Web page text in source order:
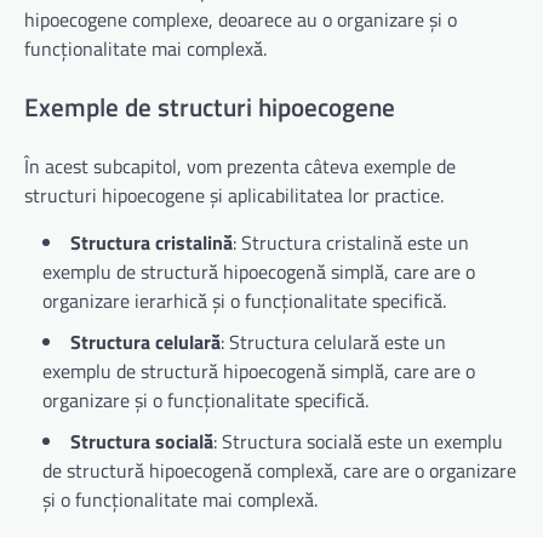
hipoecogene complexe, deoarece au o organizare și o
funcționalitate mai complexă.
Exemple de structuri hipoecogene
În acest subcapitol, vom prezenta câteva exemple de
structuri hipoecogene și aplicabilitatea lor practice.
Structura cristalină: Structura cristalină este un
exemplu de structură hipoecogenă simplă, care are o
organizare ierarhică și o funcționalitate specifică.
Structura celulară: Structura celulară este un
exemplu de structură hipoecogenă simplă, care are o
organizare și o funcționalitate specifică.
Structura socială: Structura socială este un exemplu
de structură hipoecogenă complexă, care are o organizare
și o funcționalitate mai complexă.